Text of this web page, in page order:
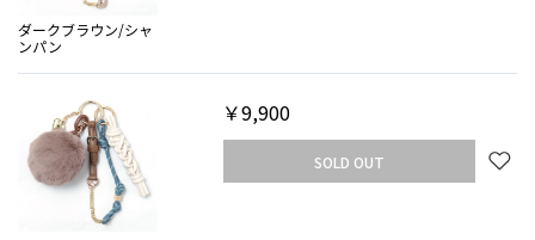
ダークブラウン/シャ
ンパン
￥9,900
SOLD OUT